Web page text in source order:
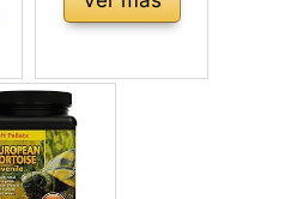
para tortugas
flores y hierbas
alimento para
tortugas con